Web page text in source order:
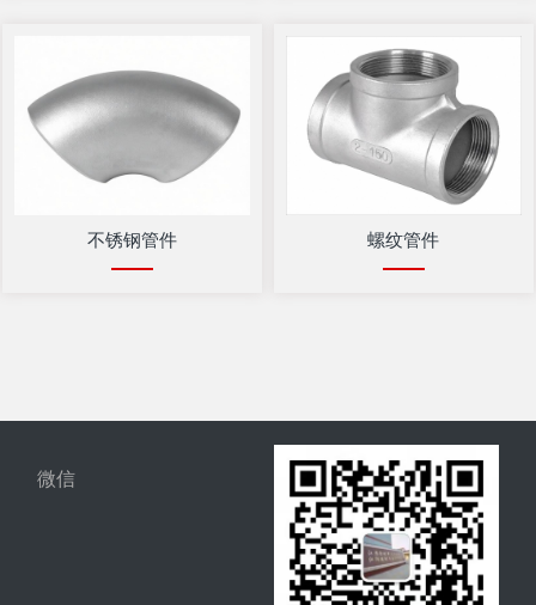
不锈钢管件 螺纹管件
微信